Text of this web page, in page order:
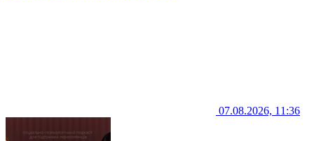
07.08.2026, 11:36